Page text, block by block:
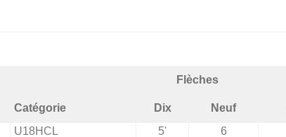
Flèches
Catégorie Dix Neuf
U18HCL 5' 6